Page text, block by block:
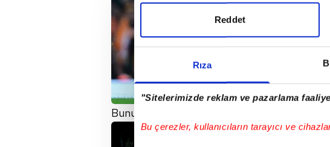
Rıza
"Sitelerimizde reklam ve pazarlama
Bu çerezler, kullanıcıların tarayıcı ve
Reddet
Bunun için